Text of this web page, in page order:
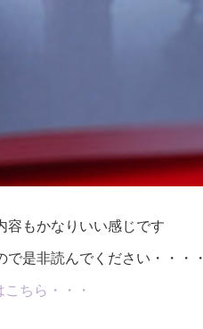
もかなりいい感じです
是非読んでください・・・・
ちら・・・